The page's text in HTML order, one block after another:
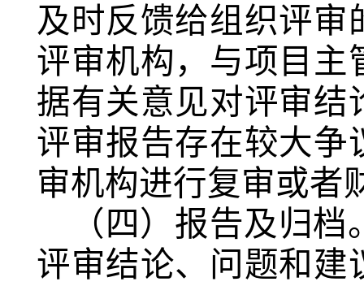
及时反馈给组织评
评审机构，与项目主
据有关意见对评审结
评审报告存在较大争
审机构进行复审或者
（四）报告及归
评审结论、问题和建